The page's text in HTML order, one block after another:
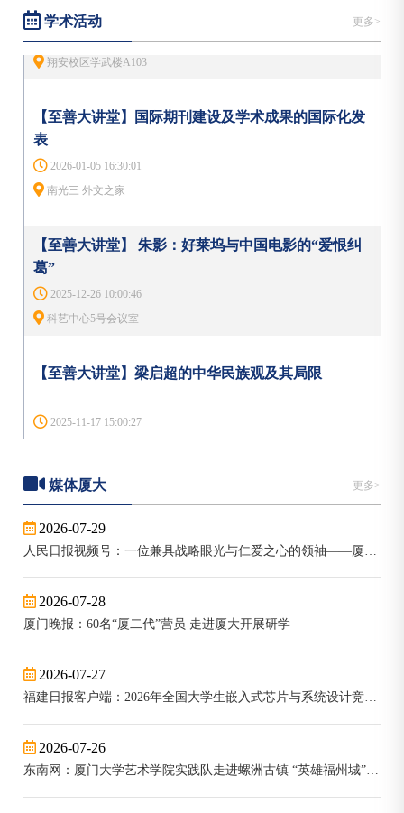
state-in-the-continuummetasurfaces”为题发表于
NaturePhotonics，并入选期刊封面论文。该研究创新性提出
Q调制折射率传感（QMRS）新机制，研制...
学术活动 更多>
翔安校区学武楼A103
2026-01-05 16:30:01
南光三 外文之家
2025-12-26 10:00:46
科艺中心5号会议室
2025-11-17 15:00:27
2025-11-12 16:30:30
经济楼C108
2025-10-27 19:30:54
媒体厦大 更多>
2026-07-29
2026-07-28
厦门晚报：60名“厦二代”营员 走进厦大开展研学
2026-07-27
2026-07-26